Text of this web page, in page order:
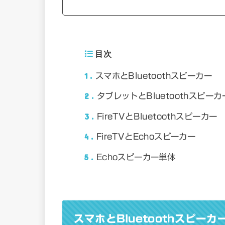
目次
1 スマホとBluetoothスピーカー
2 タブレットとBluetoothスピーカ
3 FireTVとBluetoothスピーカー
4 FireTVとEchoスピーカー
5 Echoスピーカー単体
スマホとBluetoothスピーカ